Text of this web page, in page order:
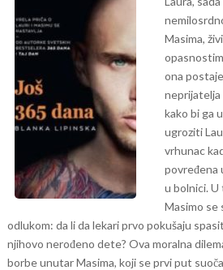
Masima,
ona
neprijatelja
kako bi ga
ugroziti
vrhunac
povređena
u bolnici.
Masimo se
odlukom: da li da lekari prvo pokušaju
njihovo nerođeno dete? Ova moralna
borbe unutar Masima, koji se prvi put